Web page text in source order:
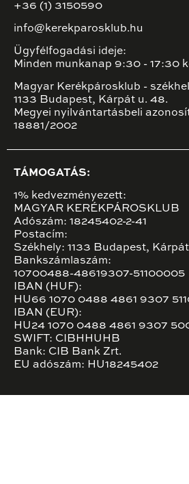
+36 (1) 3150590
info@kerekparosklub.hu
Ügyfélfogadási ideje:
Minden munkanap 9:30 - 17:30
Magyar Kerékpárosklub -
1133 Budapest, Kárpát u. 48.
Megyei nyilvántartásbeli
18881/2002
TÁMOGATÁS:
1% kedvezményezett:
MAGYAR KERÉKPÁROSKLUB
Adószám: 18245402-2-41
Postacím:
Székhely: 1133 Budapest,
Bankszámlaszám:
10700488-48619307-51100005
IBAN (HUF):
HU66 1070 0488 4861 9307
IBAN (EUR):
HU24 1070 0488 4861 9307
SWIFT: CIBHHUHB
Bank: CIB Bank Zrt.
EU adószám: HU18245402